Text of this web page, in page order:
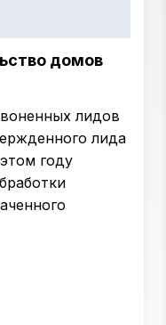
домов
лидов
лида
году